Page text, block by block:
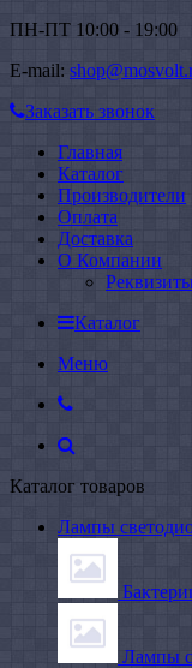
ПН-ПТ 10:00 - 19:00
E-mail:
Заказать звонок
Главная
Каталог
Производители
Оплата
Доставка
О Компании
Каталог
Меню
Каталог товаров
Лампы
Лампы